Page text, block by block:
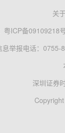
关
粤ICP备09109218
息举报电话：0755-
深圳证券